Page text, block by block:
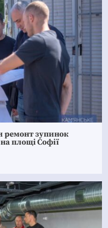
ремонт зупинок
площі Софії